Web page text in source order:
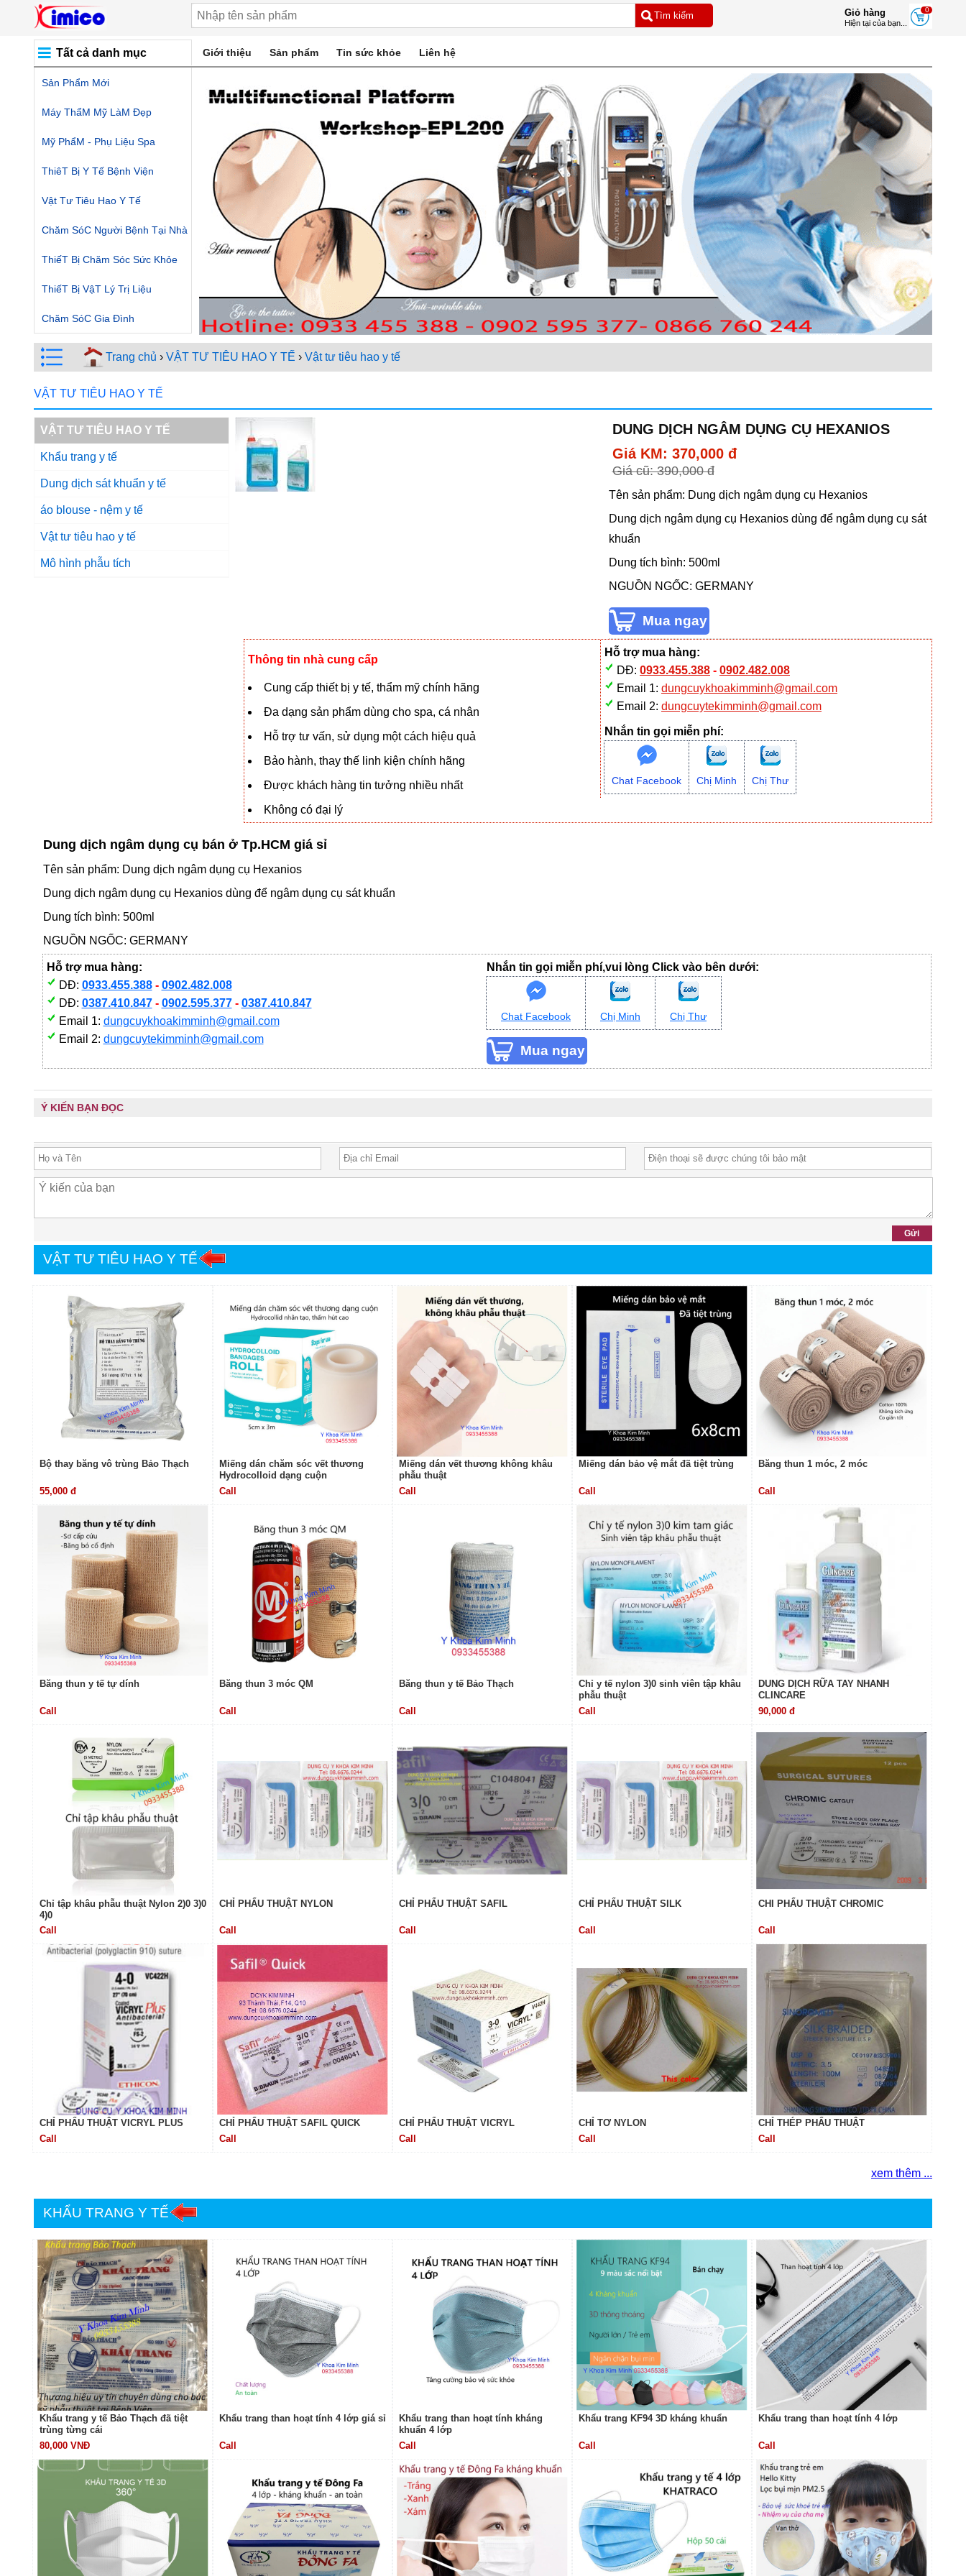
0
Giỏ hàng
Hiện tại của bạn...
Tất cả danh mục Giới thiệu Sản phẩm Tin sức khỏe Liên hệ
Sản Phẩm Mới
Máy ThẩM Mỹ LàM Đẹp
Mỹ PhẩM - Phụ Liệu Spa
ThiêT Bị Y Tế Bệnh Viện
Vật Tư Tiêu Hao Y Tế
Chăm SóC Người Bệnh Tại Nhà
ThiếT Bị Chăm Sóc Sức Khỏe
ThiếT Bị VậT Lý Trị Liệu
Chăm SóC Gia Đình
Trang chủ › VẬT TƯ TIÊU HAO Y TẾ › Vật tư tiêu hao y tế
VẬT TƯ TIÊU HAO Y TẾ
VẬT TƯ TIÊU HAO Y TẾ
Khẩu trang y tế
Dung dịch sát khuẩn y tế
áo blouse - nệm y tế
Vật tư tiêu hao y tế
Mô hình phẫu tích
DUNG DỊCH NGÂM DỤNG CỤ HEXANIOS
Giá KM: 370,000 đ
Giá cũ: 390,000 đ
Tên sản phẩm: Dung dịch ngâm dụng cụ Hexanios
Dung dịch ngâm dụng cụ Hexanios dùng để ngâm dụng cụ sát
khuẩn
Dung tích bình: 500ml
NGUỒN NGỐC: GERMANY
Hỗ trợ mua hàng:
DĐ: 0933.455.388 - 0902.482.008
Email 1: dungcuykhoakimminh@gmail.com
Email 2: dungcuytekimminh@gmail.com
Nhắn tin gọi miễn phí:
Chat Facebook Chị Minh Chị Thư
Thông tin nhà cung cấp
Cung cấp thiết bị y tế, thẩm mỹ chính hãng
Đa dạng sản phẩm dùng cho spa, cá nhân
Hỗ trợ tư vấn, sử dụng một cách hiệu quả
Bảo hành, thay thế linh kiện chính hãng
Được khách hàng tin tưởng nhiều nhất
Không có đại lý
Dung dịch ngâm dụng cụ bán ở Tp.HCM giá sỉ
Tên sản phẩm: Dung dịch ngâm dụng cụ Hexanios
Dung dịch ngâm dụng cụ Hexanios dùng để ngâm dụng cụ sát khuẩn
Dung tích bình: 500ml
NGUỒN NGỐC: GERMANY
Hỗ trợ mua hàng:
DĐ: 0933.455.388- 0902.482.008
DĐ: 0387.410.847- 0902.595.377- 0387.410.847
Email 1: dungcuykhoakimminh@gmail.com
Email 2: dungcuytekimminh@gmail.com
Nhắn tin gọi miễn phí,vui lòng Click vào bên dưới:
Chat Facebook Chị Minh Chị Thư
Ý KIẾN BẠN ĐỌC
VẬT TƯ TIÊU HAO Y TẾ
Bộ thay băng vô trùng Bảo Thạch
55,000 đ
Miếng dán chăm sóc vết thương
Hydrocolloid dạng cuộn
Call
Miếng dán vết thương không khâu
phẫu thuật
Call
Miếng dán bảo vệ mắt đã tiệt trùng
Call
Băng thun 1 móc, 2 móc
Call
Băng thun y tế tự dính
Call
Băng thun 3 móc QM
Call
Băng thun y tế Bảo Thạch
Call
Chỉ y tế nylon 3)0 sinh viên tập khâu
phẫu thuật
Call
DUNG DỊCH RỮA TAY NHANH
CLINCARE
90,000 đ
Chỉ tập khâu phẫu thuật Nylon 2)0 3)0
4)0
Call
CHỈ PHẨU THUẬT NYLON
Call
CHỈ PHẨU THUẬT SAFIL
Call
CHỈ PHẨU THUẬT SILK
Call
CHI PHẨU THUẬT CHROMIC
Call
CHỈ PHẨU THUẬT VICRYL PLUS
Call
CHỈ PHẨU THUẬT SAFIL QUICK
Call
CHỈ PHẨU THUẬT VICRYL
Call
CHỈ TƠ NYLON
Call
CHỈ THÉP PHẨU THUẬT
Call
xem thêm ...
KHẨU TRANG Y TẾ
Khẩu trang y tế Bảo Thạch đã tiệt
trùng từng cái
80,000 VNĐ
Khẩu trang than hoạt tính 4 lớp giá sỉ
Call
Khẩu trang than hoạt tính kháng
khuẩn 4 lớp
Call
Khẩu trang KF94 3D kháng khuẩn
Call
Khẩu trang than hoạt tính 4 lớp
Call